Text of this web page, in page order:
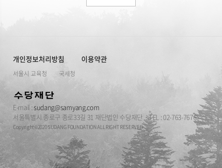
개인정보처리방침 이용약관
서울시 교육청 국세청
E-mail :sudang@samyang.com
서울특별시 종로구 종로33길 31 재단법인 수당재단
TEL : 02-763-7676
Copyright©2020 SUDANG FOUNDATION ALL RIGHT RESERVED